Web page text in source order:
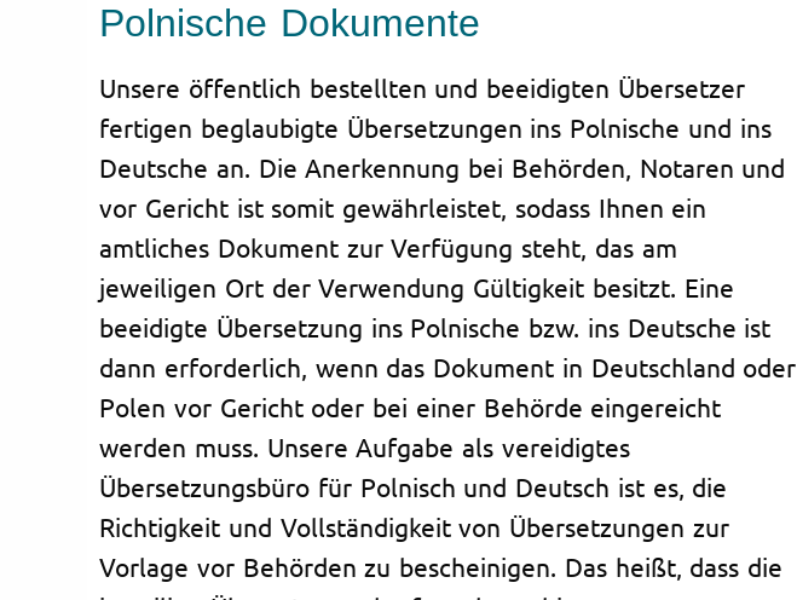
Polnische Dokumente
Unsere öffentlich bestellten und beeidigten Übersetzer
fertigen beglaubigte Übersetzungen ins Polnische und ins
Deutsche an. Die Anerkennung bei Behörden, Notaren und
vor Gericht ist somit gewährleistet, sodass Ihnen ein
amtliches Dokument zur Verfügung steht, das am
jeweiligen Ort der Verwendung Gültigkeit besitzt. Eine
beeidigte Übersetzung ins Polnische bzw. ins Deutsche ist
dann erforderlich, wenn das Dokument in Deutschland oder
Polen vor Gericht oder bei einer Behörde eingereicht
werden muss. Unsere Aufgabe als vereidigtes
Übersetzungsbüro für Polnisch und Deutsch ist es, die
Richtigkeit und Vollständigkeit von Übersetzungen zur
Vorlage vor Behörden zu bescheinigen. Das heißt, dass die